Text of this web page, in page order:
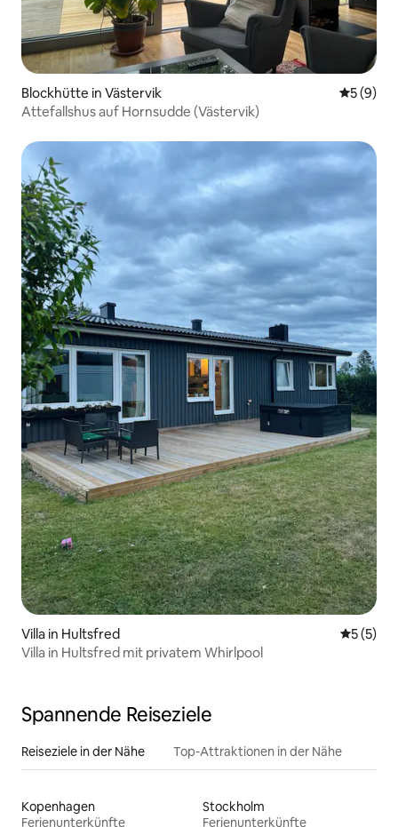
Blockhütte in Västervik
5 (9)
Attefallshus auf Hornsudde (Västervik)
Villa in Hultsfred
5 (5)
Villa in Hultsfred mit privatem Whirlpool
Spannende Reiseziele
Reiseziele in der Nähe Top-Attraktionen in der Nähe
Kopenhagen
Ferienunterkünfte
Stockholm
Ferienunterkünfte